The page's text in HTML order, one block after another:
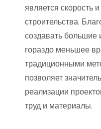
является скорость
строительства.
создавать большие
гораздо меньшее
традиционными
позволяет
реализации
труд и материалы.